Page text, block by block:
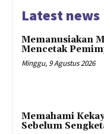
Latest news
Memanusiakan
Mencetak
Minggu, 9 Agustus 2026
Memahami
Sebelum